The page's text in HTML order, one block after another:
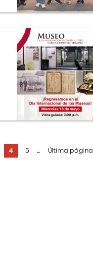
4 5 ... Última página